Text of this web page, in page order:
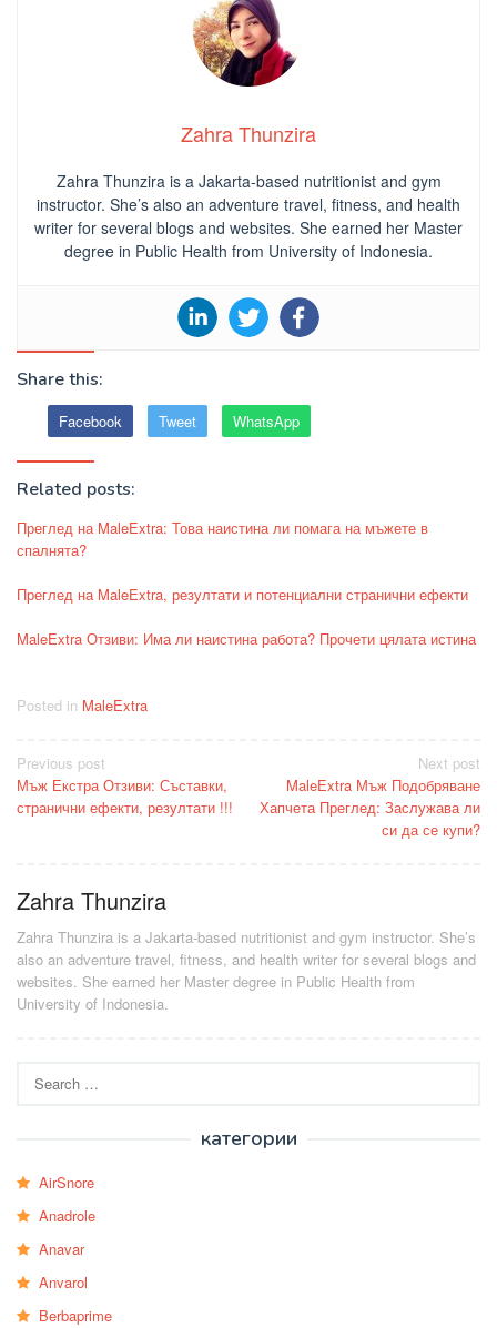
Zahra Thunzira
Zahra Thunzira is a Jakarta-based nutritionist and gym
instructor. She’s also an adventure travel, fitness, and health
writer for several blogs and websites. She earned her Master
degree in Public Health from University of Indonesia.
Share this:
Facebook Tweet WhatsApp
Related posts:
Преглед на MaleExtra: Това наистина ли помага на мъжете в
спалнята?
Преглед на MaleExtra, резултати и потенциални странични ефекти
MaleExtra Отзиви: Има ли наистина работа? Прочети цялата истина
Posted in MaleExtra
Post
navigation
Previous post
Мъж Екстра Отзиви: Съставки,
странични ефекти, резултати !!!
Next post
MaleExtra Мъж Подобряване
Хапчета Преглед: Заслужава ли
си да се купи?
Zahra Thunzira
Zahra Thunzira is a Jakarta-based nutritionist and gym instructor. She’s
also an adventure travel, fitness, and health writer for several blogs and
websites. She earned her Master degree in Public Health from
University of Indonesia.
for:
категории
AirSnore
Anadrole
Anavar
Anvarol
Berbaprime